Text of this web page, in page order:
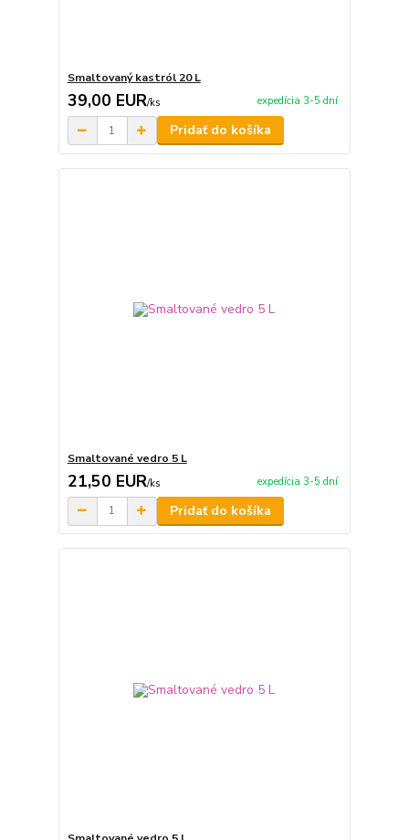
Smaltovaný kastról 20 L
39,00 EUR/ks expedícia 3-5 dní
Pridať do košíka
Smaltované vedro 5 L
21,50 EUR/ks expedícia 3-5 dní
Pridať do košíka